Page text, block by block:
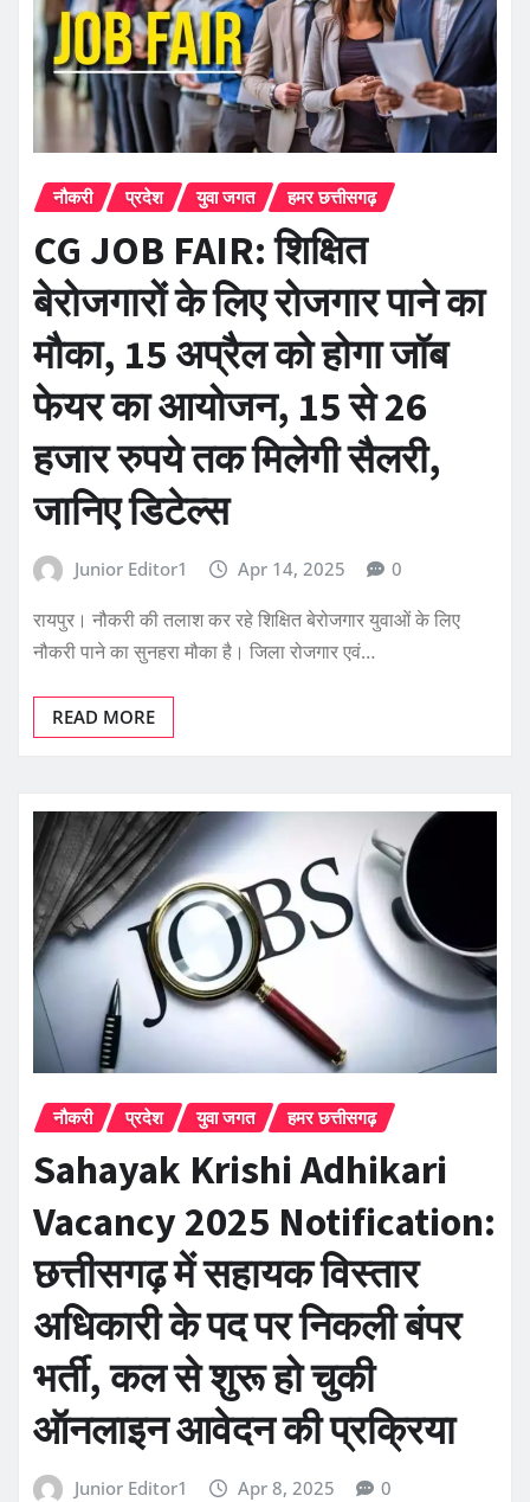
नौकरी प्रदेश युवा जगत हमर छत्तीसगढ़
CG JOB FAIR: शिक्षित
बेरोजगारों के लिए रोजगार पाने का
मौका, 15 अप्रैल को होगा जॉब
फेयर का आयोजन, 15 से 26
हजार रुपये तक मिलेगी सैलरी,
जानिए डिटेल्स
Junior Editor1 Apr 14, 2025 0
रायपुर। नौकरी की तलाश कर रहे शिक्षित बेरोजगार युवाओं के लिए
नौकरी पाने का सुनहरा मौका है। जिला रोजगार एवं…
READ MORE
नौकरी प्रदेश युवा जगत हमर छत्तीसगढ़
Sahayak Krishi Adhikari
Vacancy 2025 Notification:
छत्तीसगढ़ में सहायक विस्तार
अधिकारी के पद पर निकली बंपर
भर्ती, कल से शुरू हो चुकी
ऑनलाइन आवेदन की प्रक्रिया
Junior Editor1 Apr 8, 2025 0